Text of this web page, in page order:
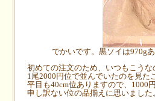
でかいです。黒ソイは970g
初めての注文のため、いつもこう
1尾2000円位で並んでいたのを見た
平目も40cm位ありますので、1000
申し訳ない位の品揃えに思いました